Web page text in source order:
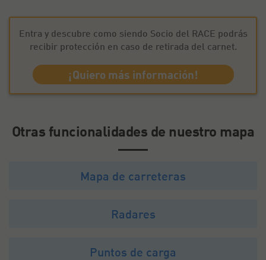
Entra y descubre como siendo Socio del RACE podrás
recibir protección en caso de retirada del carnet.
¡Quiero más información!
Otras funcionalidades de nuestro mapa
Mapa de carreteras
Radares
Puntos de carga